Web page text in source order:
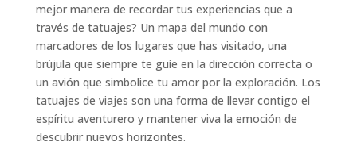
mejor manera de recordar tus experiencias que a
través de tatuajes? Un mapa del mundo con
marcadores de los lugares que has visitado, una
brújula que siempre te guíe en la dirección correcta o
un avión que simbolice tu amor por la exploración. Los
tatuajes de viajes son una forma de llevar contigo el
espíritu aventurero y mantener viva la emoción de
descubrir nuevos horizontes.